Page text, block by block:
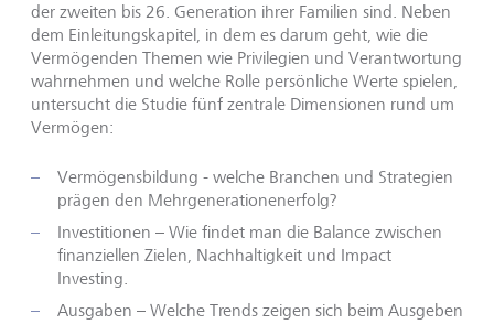
der zweiten bis 26. Generation ihrer Familien sind. Neben
dem Einleitungskapitel, in dem es darum geht, wie die
Vermögenden Themen wie Privilegien und Verantwortung
wahrnehmen und welche Rolle persönliche Werte spielen,
untersucht die Studie fünf zentrale Dimensionen rund um
Vermögen:
Vermögensbildung - welche Branchen und Strategien
prägen den Mehrgenerationenerfolg?
Investitionen – Wie findet man die Balance zwischen
finanziellen Zielen, Nachhaltigkeit und Impact
Investing.
Ausgaben – Welche Trends zeigen sich beim Ausgeben